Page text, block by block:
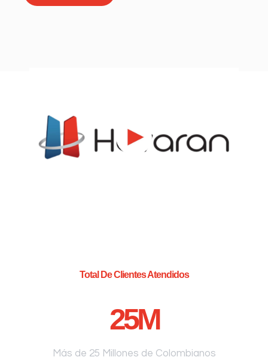
Total De Clientes Atendidos
25M
Más de 25 Millones de Colombianos